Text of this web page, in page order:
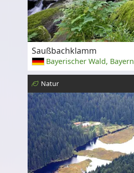
Saußbachklamm
Bayerischer Wald, Bayern
Natur